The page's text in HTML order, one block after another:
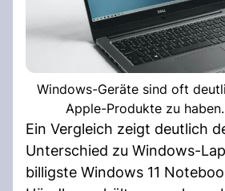
Windows-Geräte sind oft
Apple-Produkte zu
Ein Vergleich zeigt deutlich
Unterschied zu Windows-
billigste Windows 11